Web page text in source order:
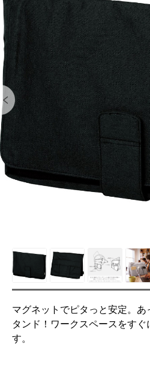
マグネットでピタっと安定。
タンド！ワークスペースをすぐ
す。